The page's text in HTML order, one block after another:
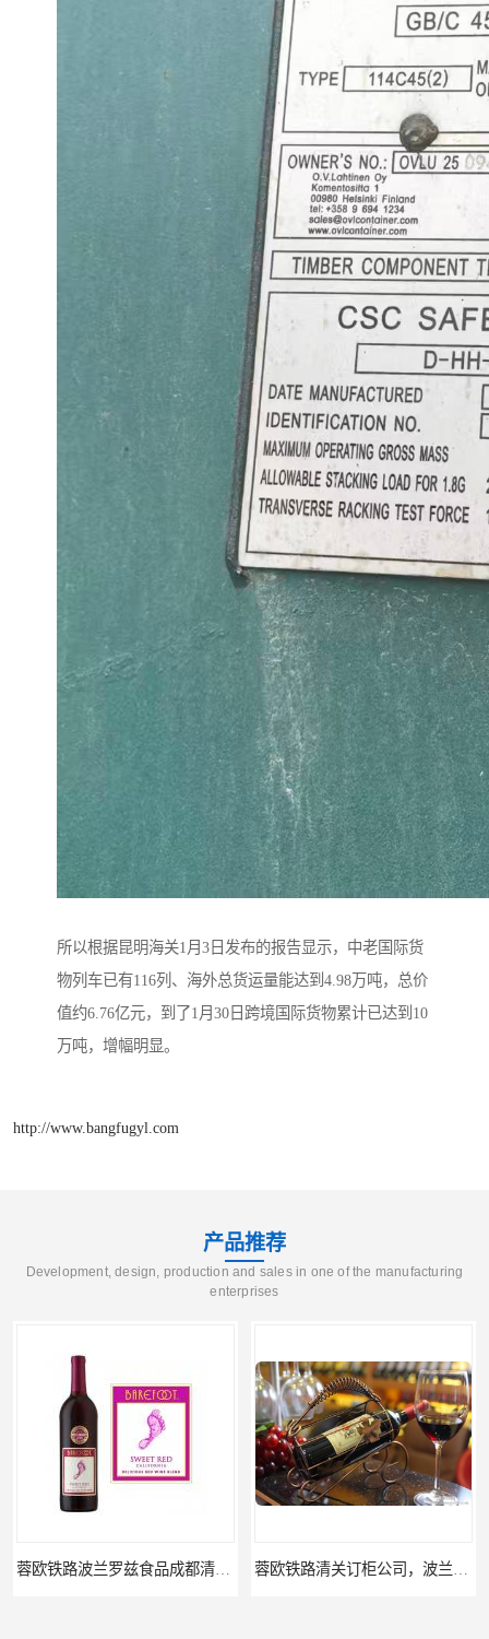
所以根据昆明海关1月3日发布的报告显示，中老国际货
物列车已有116列、海外总货运量能达到4.98万吨，总价
值约6.76亿元，到了1月30日跨境国际货物累计已达到10
万吨，增幅明显。
http://www.bangfugyl.com
产品推荐
Development, design, production and sales in one of the manufacturing
enterprises